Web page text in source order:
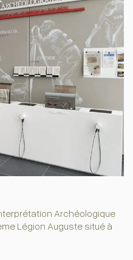
Archéologique
Légion Auguste situé à